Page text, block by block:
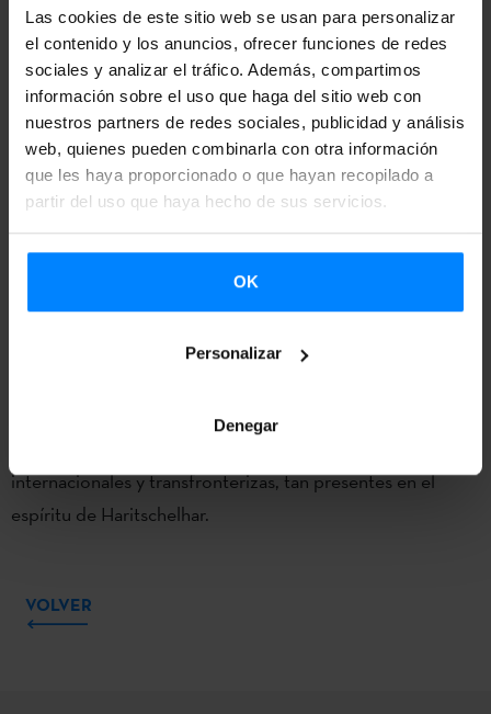
Las cookies de este sitio web se usan para personalizar
el contenido y los anuncios, ofrecer funciones de redes
sociales y analizar el tráfico. Además, compartimos
información sobre el uso que haga del sitio web con
nuestros partners de redes sociales, publicidad y análisis
web, quienes pueden combinarla con otra información
que les haya proporcionado o que hayan recopilado a
partir del uso que haya hecho de sus servicios.
OK
Personalizar
Denegar
(Profesora de Historia Moderna, Universidad de Rennes).
Por la tarde, tomarán la palabra algunos doctorandos. Luis
Emaldi Azkue, Laurena Haurat, Graxi Irigaray, Maite
Luengo y Mathilde Fois Duclerc participarán en una mesa
redonda dirigida por Itçaina y Jean Casenave (Universidad
de Burdeos-Montaigne, IKER).
La Cátedra Jean Haritschelhar de la Université Bordeaux
nueve cátedras
Etxepare en universidades internacionales. Fundada en
2016, esta cátedra impulsa las áreas de estudios vascos que
especialmente la literatura y la lingüística, además de los
internacionales y transfronterizas, tan presentes en el
espíritu de Haritschelhar.
VOLVER